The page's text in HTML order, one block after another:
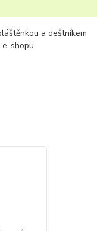
a deštníkem
e-shopu